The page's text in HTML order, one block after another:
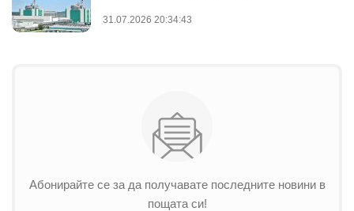
31.07.2026 20:34:43
Абонирайте се за да получавате последните новини в
пощата си!